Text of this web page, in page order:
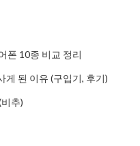
폰 10종 비교 정리
게 된 이유 (구입기, 후기)
추)